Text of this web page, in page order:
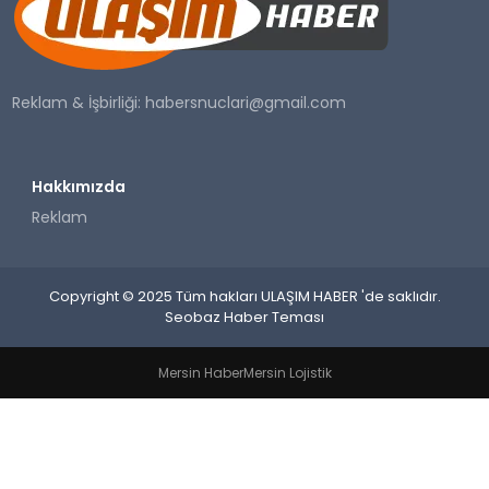
SAĞLIK
YAŞAM
Reklam & İşbirliği:habersnuclari@gmail.com
Hakkımızda
Reklam
Copyright © 2025 Tüm hakları ULAŞIM HABER 'de saklıdır.
Seobaz Haber Teması
Mersin HaberMersin Lojistik